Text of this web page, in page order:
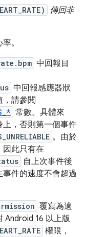
傳回非
。
中回報目
中回報感應器狀
，請參閱
常數。具體來
，否則第一個事件
。由於
因此只有在
自上次事件後
件的速度不會超過
覆寫為適
Android 16 以上版
權限，